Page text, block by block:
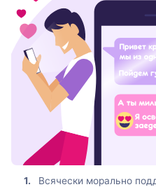
Всячески морально